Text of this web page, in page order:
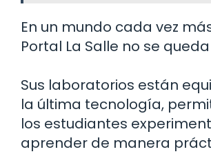
En un mundo cada vez
Portal La Salle no se
Sus laboratorios están
la última tecnología,
los estudiantes
aprender de manera